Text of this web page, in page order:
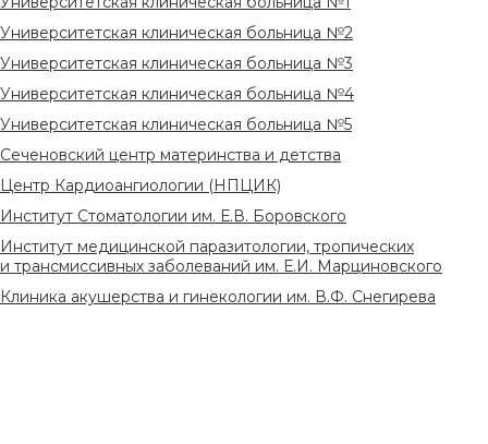
Университетская клиническая больница №2
Университетская клиническая больница №3
Университетская клиническая больница №4
Университетская клиническая больница №5
Сеченовский центр материнства и детства
Центр Кардиоангиологии (НПЦИК)
Институт Стоматологии им. Е.В. Боровского
Институт медицинской паразитологии, тропических
и трансмиссивных заболеваний им. Е.И. Марциновского
Клиника акушерства и гинекологии им. В.Ф. Снегирева